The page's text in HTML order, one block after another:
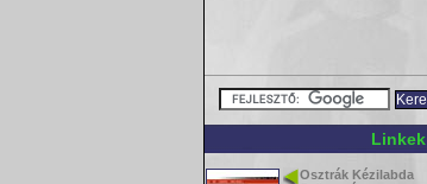
Linkek
Osztrák Kézilabda